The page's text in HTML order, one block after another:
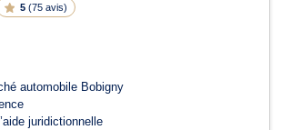
5 (75 avis)
automobile Bobigny
juridictionnelle